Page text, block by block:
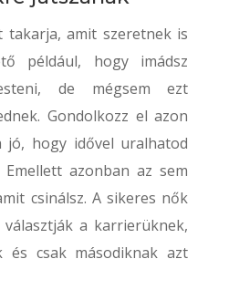
takarja, amit szeretnek is
például, hogy imádsz
de mégsem ezt
Gondolkozz el azon
jó, hogy idővel uralhatod
azonban az sem
csinálsz. A sikeres nők
a karrierüknek,
és csak másodiknak azt